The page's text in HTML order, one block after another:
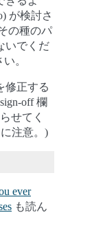
が検討さ
の種のパ
いでくだ
。
修正する
off 欄
せてく
注意。)
ever
も読ん